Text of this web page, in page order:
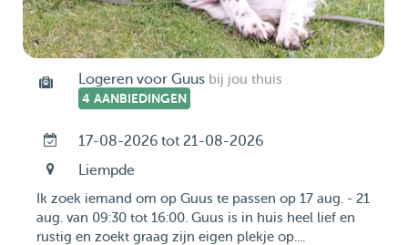
Logeren voor Guus bij jou thuis
4 AANBIEDINGEN
17-08-2026 tot 21-08-2026
Liempde
Ik zoek iemand om op Guus te passen op 17 aug. - 21
aug. van 09:30 tot 16:00. Guus is in huis heel lief en
rustig en zoekt graag zijn eigen plekje op....